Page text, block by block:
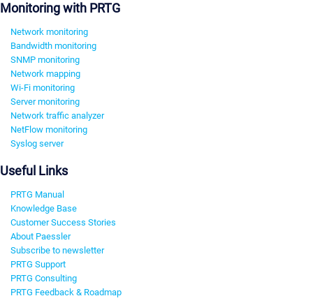
Monitoring with PRTG
Network monitoring
Bandwidth monitoring
SNMP monitoring
Network mapping
Wi-Fi monitoring
Server monitoring
Network traffic analyzer
NetFlow monitoring
Syslog server
Useful Links
PRTG Manual
Knowledge Base
Customer Success Stories
About Paessler
Subscribe to newsletter
PRTG Support
PRTG Consulting
PRTG Feedback & Roadmap